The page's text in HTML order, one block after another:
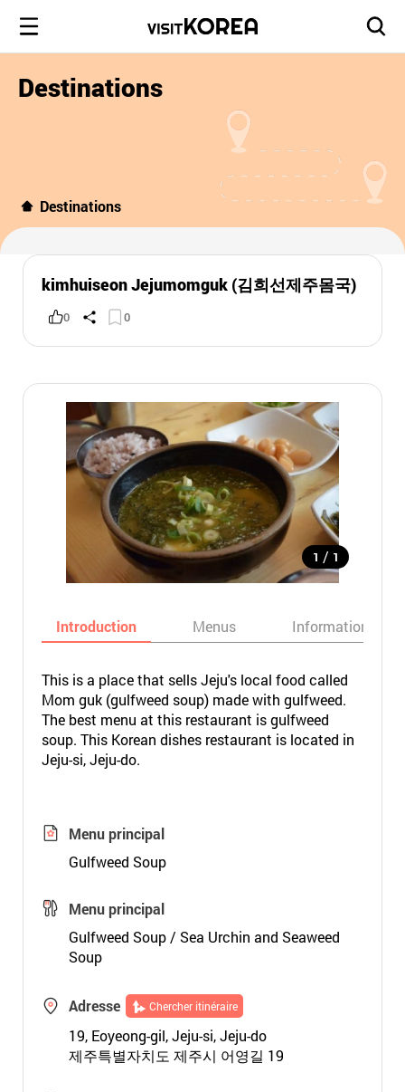
Destinations
Destinations
kimhuiseon Jejumomguk (김희선제주몸국)
0 0
1 / 1
Introduction Menus Informations
This is a place that sells Jeju's local food called
Mom guk (gulfweed soup) made with gulfweed.
The best menu at this restaurant is gulfweed
soup. This Korean dishes restaurant is located in
Jeju-si, Jeju-do.
Menu principal
Gulfweed Soup
Menu principal
Gulfweed Soup / Sea Urchin and Seaweed
Soup
Adresse Chercher itinéraire
19, Eoyeong-gil, Jeju-si, Jeju-do
제주특별자치도 제주시 어영길 19